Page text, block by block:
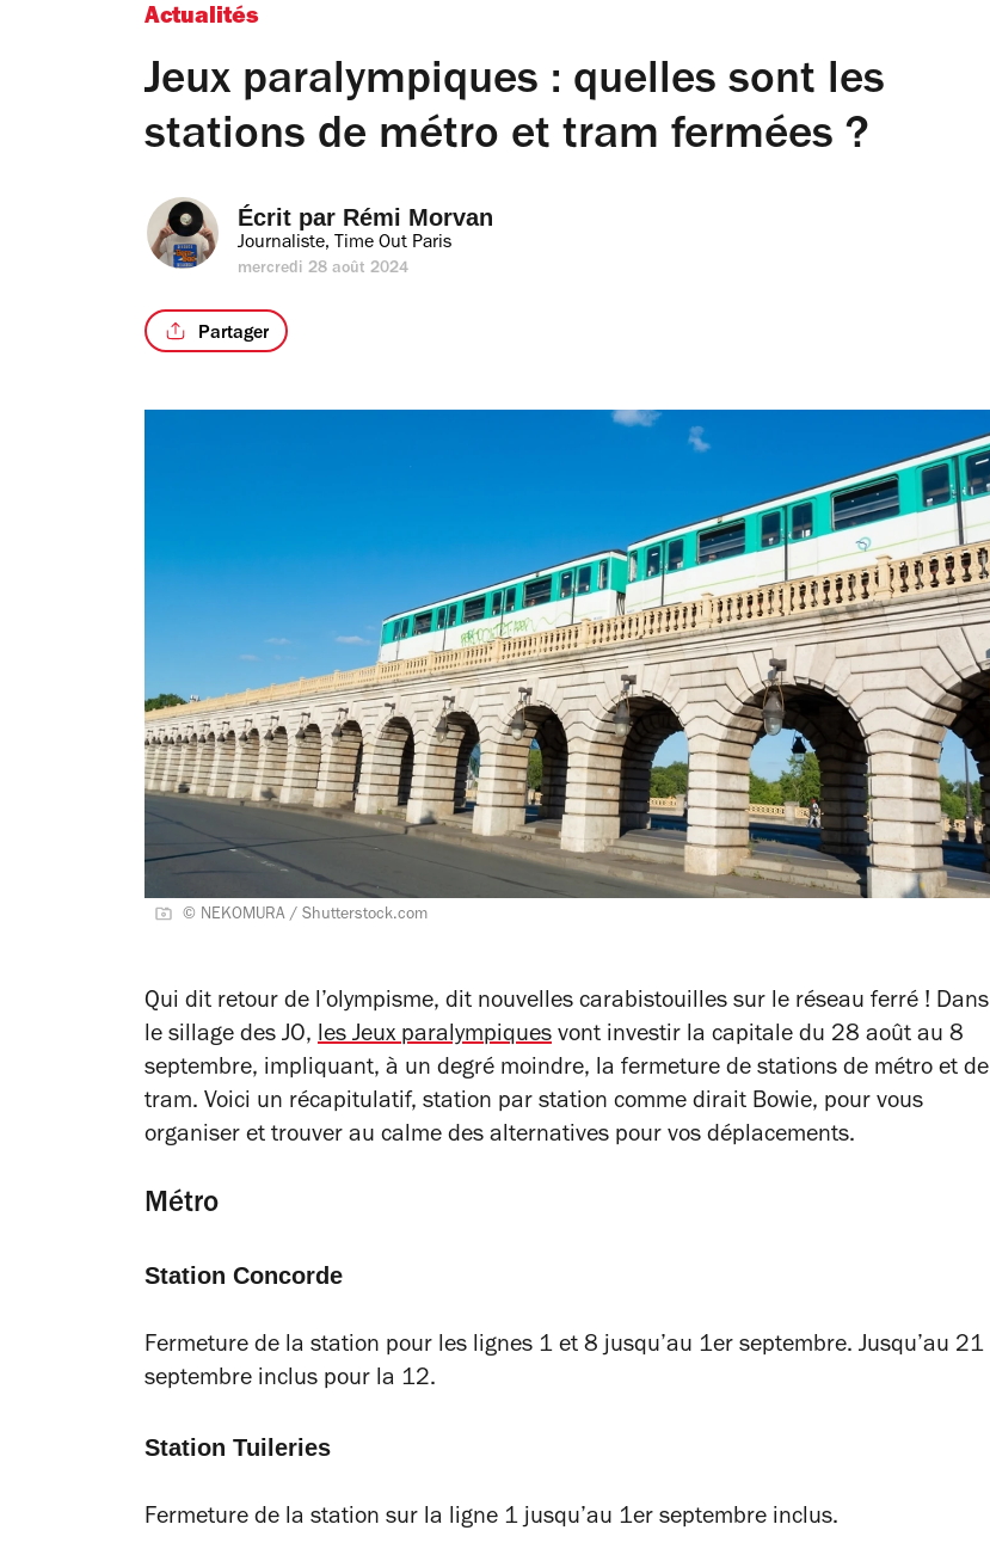
Actualités
Jeux paralympiques : quelles sont les
stations de métro et tram fermées ?
Écrit par Rémi Morvan
Journaliste, Time Out Paris
mercredi 28 août 2024
Partager
© NEKOMURA / Shutterstock.com
Qui dit retour de l’olympisme, dit nouvelles carabistouilles sur le réseau ferré ! Dans
le sillage des JO, les Jeux paralympiques vont investir la capitale du 28 août au 8
septembre, impliquant, à un degré moindre, la fermeture de stations de métro et de
tram. Voici un récapitulatif, station par station comme dirait Bowie, pour vous
organiser et trouver au calme des alternatives pour vos déplacements.
Métro
Station Concorde
Fermeture de la station pour les lignes 1 et 8 jusqu’au 1er septembre. Jusqu’au 21
septembre inclus pour la 12.
Station Tuileries
Fermeture de la station sur la ligne 1 jusqu’au 1er septembre inclus.